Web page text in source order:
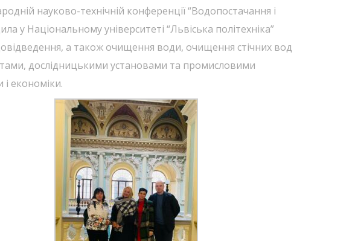
науково-технічній конференції “Водопостачання і
у Національному університеті “Львіська політехніка”
а також очищення води, очищення стічних вод
дослідницькими установами та промисловими
економіки.